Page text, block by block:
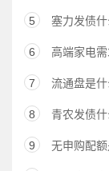
5 塞力发债
6 高端家电需
7 流通盘是
8 青农发债
9 无申购配